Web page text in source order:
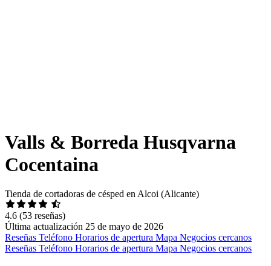
Valls & Borreda Husqvarna
Cocentaina
Tienda de cortadoras de césped en Alcoi (Alicante)
4.6 (53 reseñas)
Última actualización 25 de mayo de 2026
Reseñas Teléfono Horarios de apertura Mapa Negocios cercanos
Reseñas Teléfono Horarios de apertura Mapa Negocios cercanos